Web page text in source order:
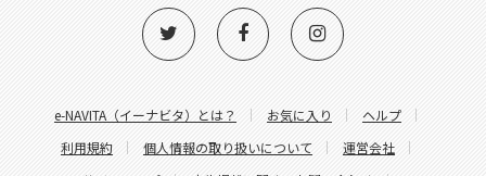
e-NAVITA（イーナビタ）とは？ お気に入り
ヘルプ
利用規約
個人情報の取り扱いについて
運営会社